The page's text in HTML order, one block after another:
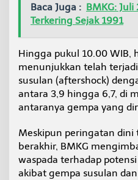
Baca Juga : BMKG:
Terkering Sejak 1991
Hingga pukul 10.00 WIB,
menunjukkan telah
susulan (aftershock)
antara 3,9 hingga 6,7, di
antaranya gempa yang
Meskipun peringatan
berakhir, BMKG
waspada terhadap
akibat gempa susulan